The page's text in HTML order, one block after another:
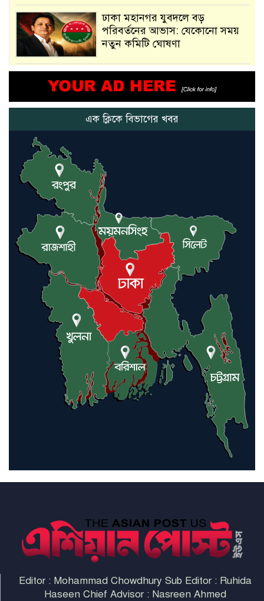
ঢাকা মহানগর যুবদলে বড়
পরিবর্তনের আভাস: যেকোনো সময়
নতুন কমিটি ঘোষণা
মানুষের উপকার হয় : প্রধানমন্ত্রী
যুক্তরাষ্ট্র ও ইসরায়েল বাদে হরমুজ
প্রণালি সবার জন্য উন্মুক্ত: আরাকচি
এবার চীনের দ্বারস্থ হলেন ডোনাল্ড
ট্রাম্প
ইরানে কঠোর হামলা অব্যাহত রাখতে
ট্রাম্পকে আহ্বান সৌদি আরবের
ইরাকসহ মধ্যপ্রাচ্যে ২৪ হামলা চালাল
ইরানপন্থি গোষ্ঠী
হরমুজ প্রণালী সুরক্ষায় মিত্ররা সাহায্য
না করলে ন্যাটোর ভবিষ্যৎ খারাপ
এক ক্লিকে বিভাগের খবর
Editor : Mohammad Chowdhury Sub Editor : Ruhida
Haseen Chief Advisor : Nasreen Ahmed